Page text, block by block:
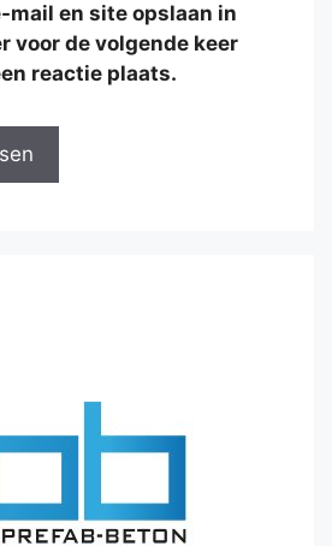
mail en site opslaan in
voor de volgende keer
reactie plaats.